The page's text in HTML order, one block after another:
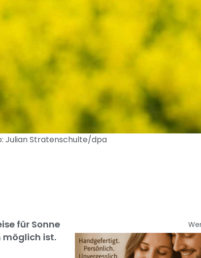
Julian Stratenschulte/dpa
für Sonne
möglich ist.